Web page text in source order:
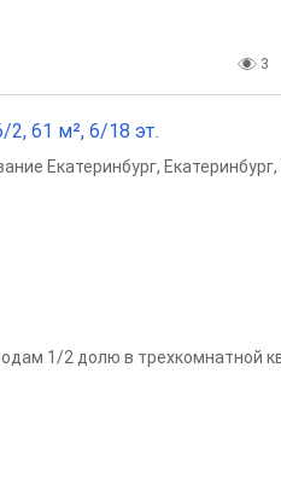
3
2, 61 м², 6/18 эт.
Екатеринбург, Екатеринбург,
1/2 долю в трехкомнатной